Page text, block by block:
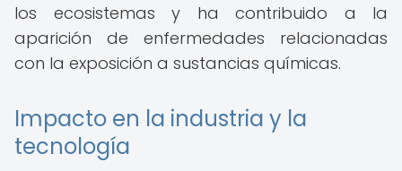
los ecosistemas y ha contribuido a la
aparición de enfermedades relacionadas
con la exposición a sustancias químicas.
Impacto en la industria y la
tecnología